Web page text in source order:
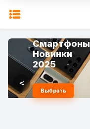
Смартфоны
Новинки
2025
Выбрать
Мощные
Игровые
сборки
Купить
<